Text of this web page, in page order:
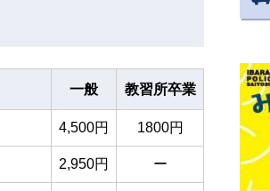
一般 教習所卒業
4,500円 1800円
2,950円 ー